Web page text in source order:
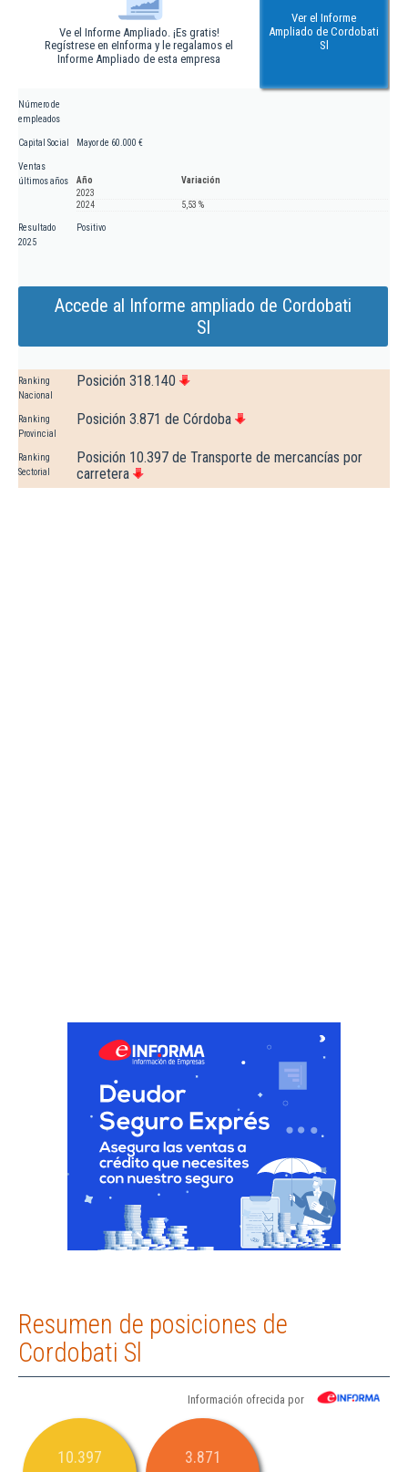
Ve el Informe Ampliado. ¡Es gratis!
Regístrese en eInforma y le regalamos el
Informe Ampliado de esta empresa
Ver el Informe
Ampliado de Cordobati
Sl
Número de
empleados
Capital Social Mayor de 60.000 €
Ventas
últimos años
Año
Variación
2023
2024
5,53 %
Resultado
2025
Positivo
Accede al Informe ampliado de Cordobati
Sl
Ranking
Nacional
Posición 318.140
Ranking
Provincial
Posición 3.871 de Córdoba
Ranking
Sectorial
Posición 10.397 de Transporte de mercancías por
carretera
Resumen de posiciones de
Cordobati Sl
Información ofrecida por
10.397 3.871